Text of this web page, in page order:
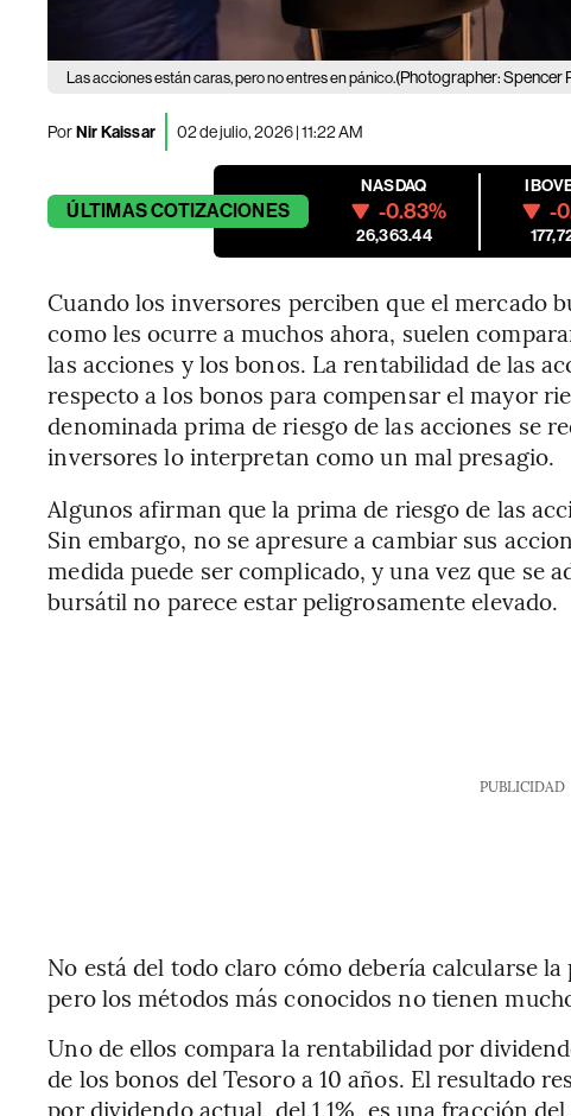
Las acciones están caras, pero no entres en pánico.(Photographer: Spencer
PorNir Kaissar 02 de julio, 2026 | 11:22 AM
ÚLTIMASCOTIZACIONES
NASDAQ
-0.83%
26,363.44
-
Cuando los inversores perciben que el mercado
como les ocurre a muchos ahora, suelen
las acciones y los bonos. La rentabilidad de las
respecto a los bonos para compensar el mayor
denominada prima de riesgo de las acciones se
inversores lo interpretan como un mal presagio.
Algunos afirman que la prima de riesgo de las
Sin embargo, no se apresure a cambiar sus
medida puede ser complicado, y una vez que se
bursátil no parece estar peligrosamente elevado.
PUBLICIDAD
No está del todo claro cómo debería calcularse
pero los métodos más conocidos no tienen
Uno de ellos compara la rentabilidad por
de los bonos del Tesoro a 10 años. El resultado
por dividendo actual, del 1,1%, es una fracción